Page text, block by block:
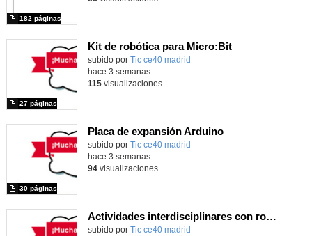
182 páginas
Kit de robótica para Micro:Bit
Contenido educativo.
subido por Tic ce40 madrid
27 páginas
hace 3 semanas
115visualizaciones
Placa de expansión Arduino
Contenido educativo.
subido por Tic ce40 madrid
30 páginas
hace 3 semanas
94visualizaciones
Actividades interdisciplinares con robótica y pensamiento computacional
Contenido educativo.
subido por Tic ce40 madrid